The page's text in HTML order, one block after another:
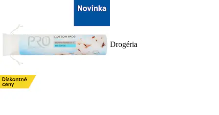
Drogéria